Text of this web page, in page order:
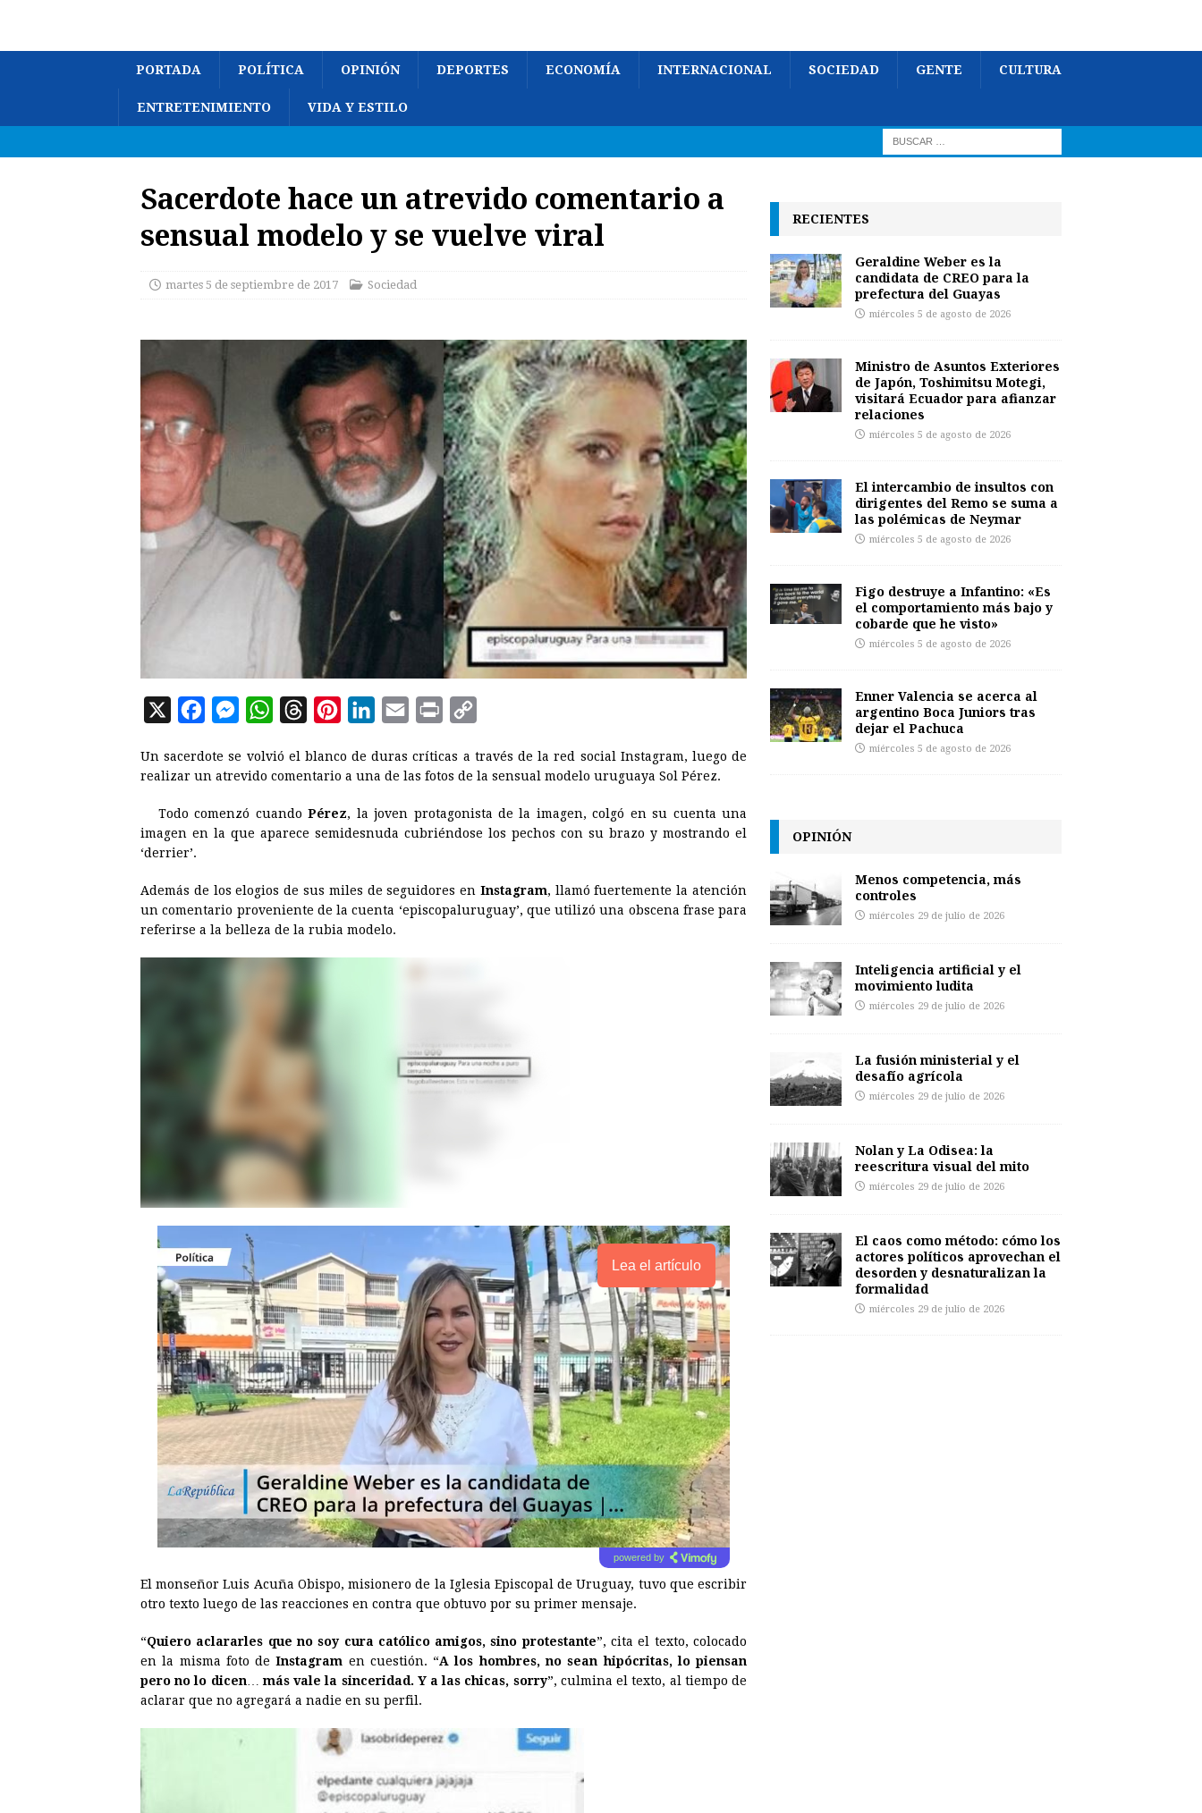
PORTADA POLÍTICA OPINIÓN DEPORTES ECONOMÍA INTERNACIONAL SOCIEDAD GENTE CULTURA
ENTRETENIMIENTO VIDA Y ESTILO
Sacerdote hace un atrevido comentario a
sensual modelo y se vuelve viral
martes 5 de septiembre de 2017 Sociedad
X
c
b
o
k
M
s
e
n
e
r
W
a
s
A
p
r
a
d
n
e
r
s
t
n
e
d
n
a
i
t
p
L
i
k
Un sacerdote se volvió el blanco de duras críticas a través de la red social Instagram, luego de
realizar un atrevido comentario a una de las fotos de la sensual modelo uruguaya Sol Pérez.
Todo comenzó cuandoPérez, la joven protagonista de la imagen, colgó en su cuenta una
imagen en la que aparece semidesnuda cubriéndose los pechos con su brazo y mostrando el
‘derrier’.
Además de los elogios de sus miles de seguidores en Instagram, llamó fuertemente la atención
un comentario proveniente de la cuenta ‘episcopaluruguay’, que utilizó una obscena frase para
referirse a la belleza de la rubia modelo.
Lea el artículo
powered by
El monseñor Luis Acuña Obispo, misionero de la Iglesia Episcopal de Uruguay, tuvo que escribir
otro texto luego de las reacciones en contra que obtuvo por su primer mensaje.
“Quiero aclararles que no soy cura católico amigos, sino protestante”, cita el texto, colocado
en la misma foto deInstagram en cuestión. “A los hombres, no sean hipócritas, lo piensan
pero no lo dicen
más vale la sinceridad. Y a las chicas, sorry”, culmina el texto, al tiempo de
aclarar que no agregará a nadie en su perfil.
RECIENTES
Geraldine Weber es la
candidata de CREO para la
prefectura del Guayas
miércoles 5 de agosto de 2026
Ministro de Asuntos Exteriores
de Japón, Toshimitsu Motegi,
visitará Ecuador para afianzar
relaciones
miércoles 5 de agosto de 2026
El intercambio de insultos con
dirigentes del Remo se suma a
las polémicas de Neymar
miércoles 5 de agosto de 2026
Figo destruye a Infantino: «Es
el comportamiento más bajo y
cobarde que he visto»
miércoles 5 de agosto de 2026
Enner Valencia se acerca al
argentino Boca Juniors tras
dejar el Pachuca
miércoles 5 de agosto de 2026
OPINIÓN
Menos competencia, más
controles
miércoles 29 de julio de 2026
Inteligencia artificial y el
movimiento ludita
miércoles 29 de julio de 2026
La fusión ministerial y el
desafío agrícola
miércoles 29 de julio de 2026
Nolan y La Odisea: la
reescritura visual del mito
miércoles 29 de julio de 2026
El caos como método: cómo los
actores políticos aprovechan el
desorden y desnaturalizan la
formalidad
miércoles 29 de julio de 2026